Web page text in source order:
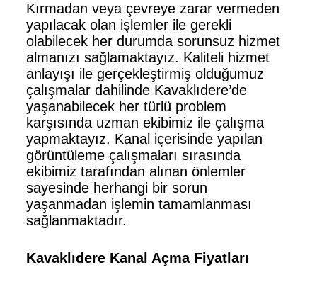
Kırmadan veya çevreye zarar vermeden
yapılacak olan işlemler ile gerekli
olabilecek her durumda sorunsuz hizmet
almanızı sağlamaktayız. Kaliteli hizmet
anlayışı ile gerçekleştirmiş olduğumuz
çalışmalar dahilinde Kavaklıdere’de
yaşanabilecek her türlü problem
karşısında uzman ekibimiz ile çalışma
yapmaktayız. Kanal içerisinde yapılan
görüntüleme çalışmaları sırasında
ekibimiz tarafından alınan önlemler
sayesinde herhangi bir sorun
yaşanmadan işlemin tamamlanması
sağlanmaktadır.
Kavaklıdere Kanal Açma Fiyatları